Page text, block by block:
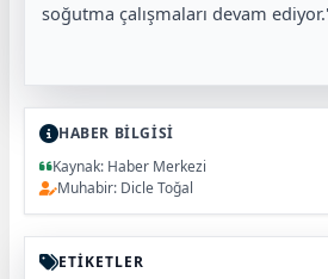
soğutma çalışmaları devam
HABER BİLGİSİ
Kaynak: Haber Merkezi
Muhabir: Dicle Toğal
ETİKETLER